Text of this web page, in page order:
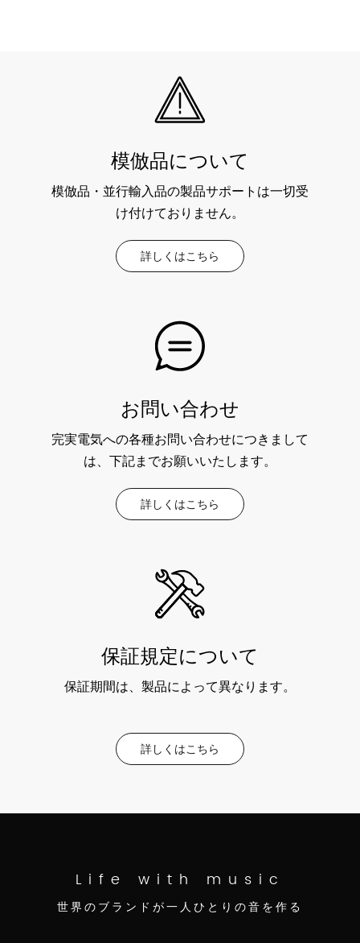
模倣品について
模倣品・並行輸入品の製品サポートは一切受
け付けておりません。
詳しくはこちら
お問い合わせ
完実電気への各種お問い合わせにつきまして
は、下記までお願いいたします。
詳しくはこちら
保証規定について
保証期間は、製品によって異なります。
詳しくはこちら
Life with music
世界のブランドが一人ひとりの音を作る